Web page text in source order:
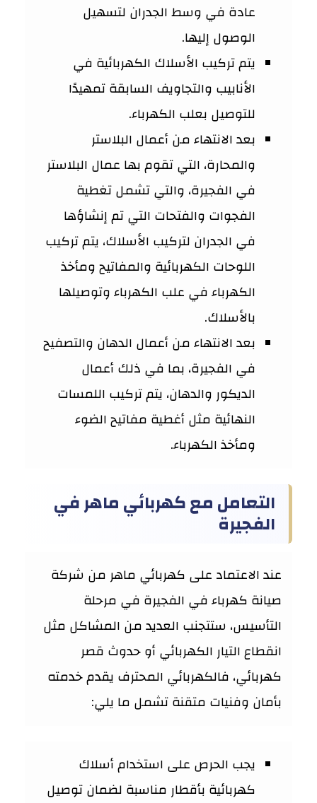
عادة في وسط الجدران لتسهيل
الوصول إليها.
يتم تركيب الأسلاك الكهربائية في
الأنابيب والتجاويف السابقة تمهيدًا
للتوصيل بعلب الكهرباء.
بعد الانتهاء من أعمال البلاستر
والمحارة، التي تقوم بها عمال البلاستر
في الفجيرة، والتي تشمل تغطية
الفجوات والفتحات التي تم إنشاؤها
في الجدران لتركيب الأسلاك، يتم تركيب
اللوحات الكهربائية والمفاتيح ومأخذ
الكهرباء في علب الكهرباء وتوصيلها
بالأسلاك.
بعد الانتهاء من أعمال الدهان والتصفيح
في الفجيرة، بما في ذلك أعمال
الديكور والدهان، يتم تركيب اللمسات
النهائية مثل أغطية مفاتيح الضوء
ومأخذ الكهرباء.
التعامل مع كهربائي ماهر في
الفجيرة
عند الاعتماد على كهربائي ماهر من شركة
صيانة كهرباء في الفجيرة في مرحلة
التأسيس، ستتجنب العديد من المشاكل مثل
انقطاع التيار الكهربائي أو حدوث قصر
كهربائي، فالكهربائي المحترف يقدم خدمته
بأمان وفنيات متقنة تشمل ما يلي:
يجب الحرص على استخدام أسلاك
كهربائية بأقطار مناسبة لضمان توصيل